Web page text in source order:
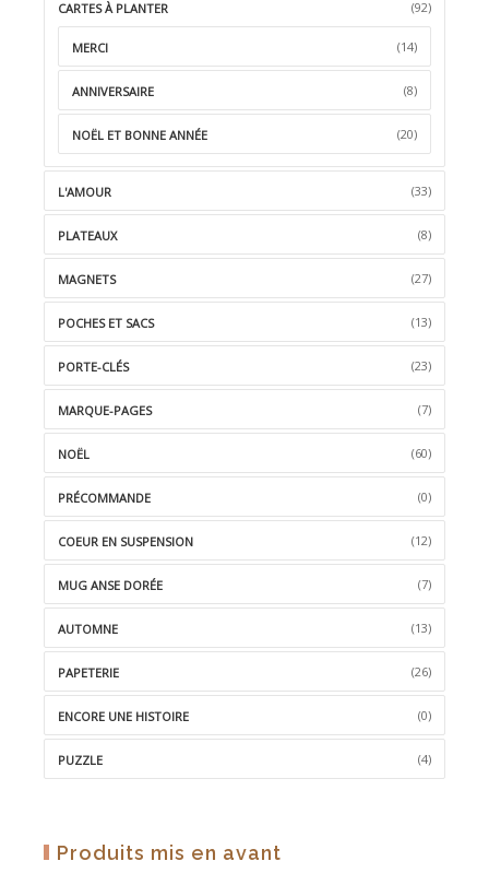
CARTES À PLANTER (92)
MERCI (14)
ANNIVERSAIRE (8)
NOËL ET BONNE ANNÉE (20)
L'AMOUR (33)
PLATEAUX (8)
MAGNETS (27)
POCHES ET SACS (13)
PORTE-CLÉS (23)
MARQUE-PAGES (7)
NOËL (60)
PRÉCOMMANDE (0)
COEUR EN SUSPENSION (12)
MUG ANSE DORÉE (7)
AUTOMNE (13)
PAPETERIE (26)
ENCORE UNE HISTOIRE (0)
PUZZLE (4)
Produits mis en avant